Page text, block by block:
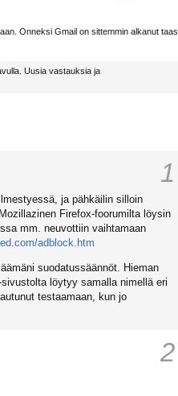
Onneksi Gmail on sittemmin alkanut taas
Uusia vastauksia ja
1
ja pähkäilin silloin
Firefox-foorumilta löysin
mm. neuvottiin vaihtamaan
adblock.htm
suodatussäännöt. Hieman
löytyy samalla nimellä eri
testaamaan, kun jo
2